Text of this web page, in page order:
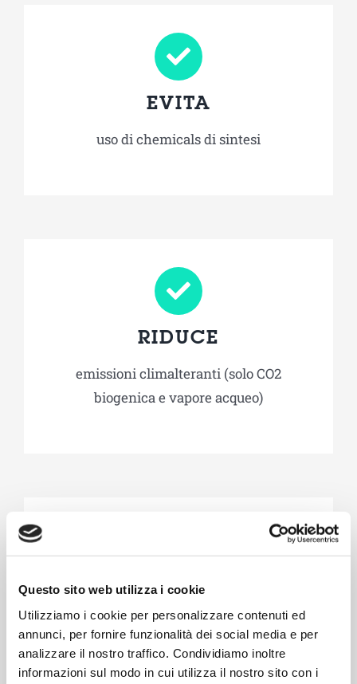
Questo sito web utilizza i cookie
Utilizziamo i cookie per personalizzare contenuti ed
annunci, per fornire funzionalità dei social media e per
analizzare il nostro traffico. Condividiamo inoltre
informazioni sul modo in cui utilizza il nostro sito con i
EVITA
uso di chemicals di sintesi
RIDUCE
emissioni climalteranti (solo CO2
biogenica e vapore acqueo)
DIMINUISCE
il numero di mezzi per il trasporto dei
fanghi in cerca di collocazione